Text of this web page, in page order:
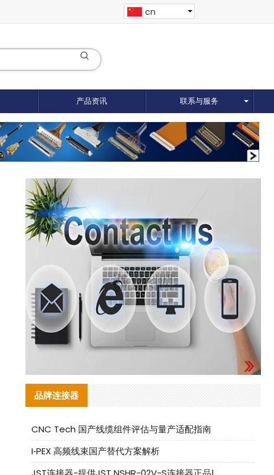
cn
产品资讯 联系与服务
品牌连接器
CNC Tech 国产线缆组件评估与量产适配指南
I‑PEX 高频线束国产替代方案解析